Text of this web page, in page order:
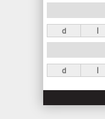
p
a
x
d l
d l